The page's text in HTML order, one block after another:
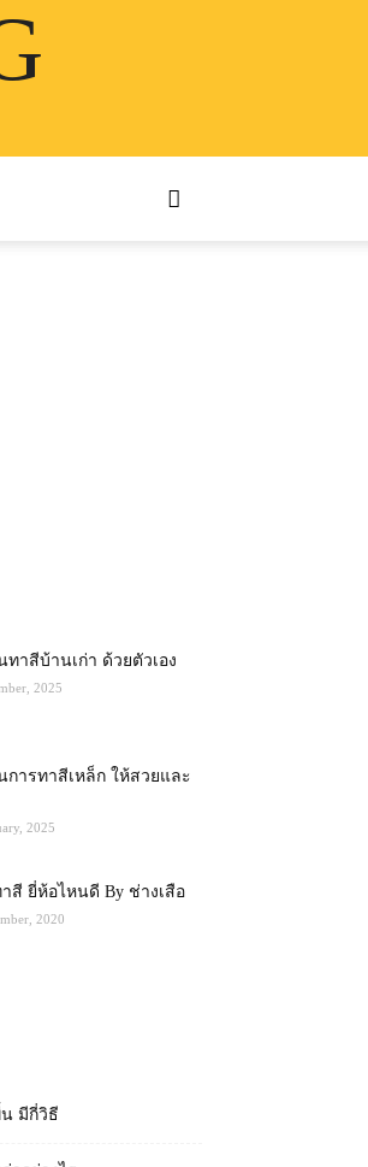
าสีบ้านเก่า ด้วยตัวเอง
2025
ารทาสีเหล็ก ให้สวยและ
2025
สี ยี่ห้อไหนดี By ช่างเสือ
2020
มีกี่วิธี